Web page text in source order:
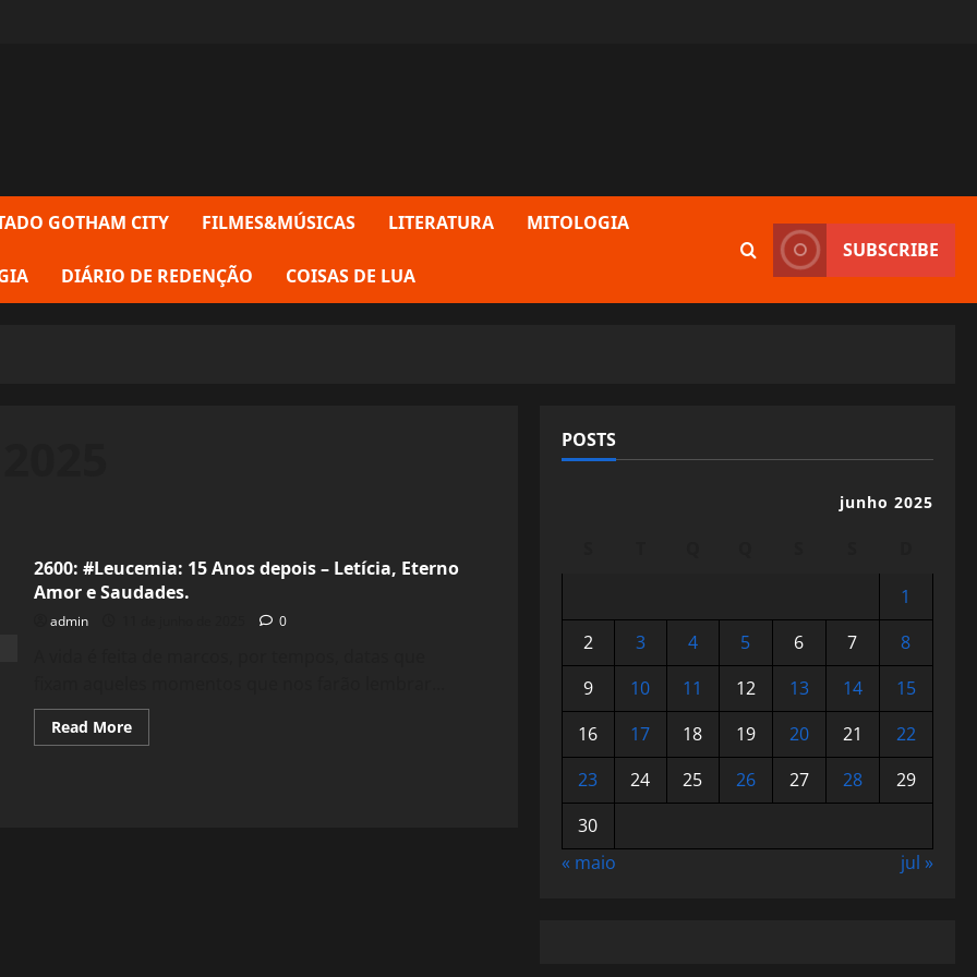
GOTHAM CITY FILMES&MÚSICAS LITERATURA MITOLOGIA
DIÁRIO DE REDENÇÃO COISAS DE LUA
SUBSCRIBE
2600: #Leucemia: 15 Anos depois – Letícia, Eterno
Amor e Saudades.
admin 0
Read MoreRead
more
POSTS
junho 2025
1
2
3 4 5 6 7
8
9
10 11 12 13 14
15
16
17 18 19 20 21
22
23
24 25 26 27 28
29
30
« maio
jul »